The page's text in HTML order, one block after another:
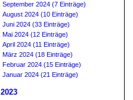
September 2024 (7 Einträge)
August 2024 (10 Einträge)
Juni 2024 (33 Einträge)
Mai 2024 (12 Einträge)
April 2024 (11 Einträge)
März 2024 (18 Einträge)
Februar 2024 (15 Einträge)
Januar 2024 (21 Einträge)
2023